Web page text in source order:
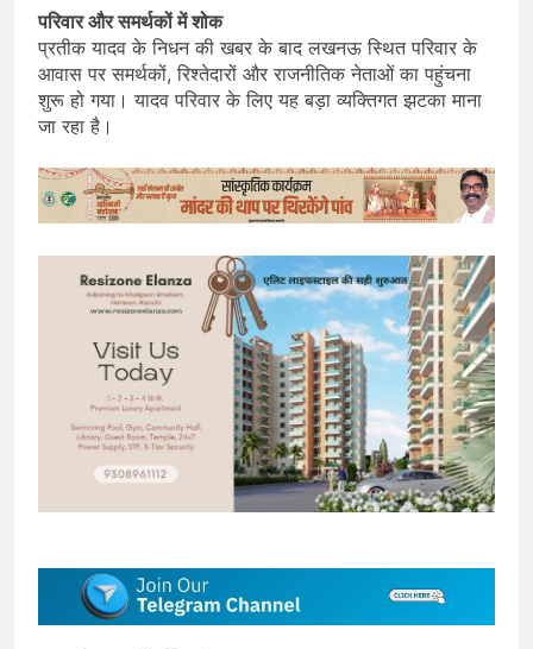
परिवार और समर्थकों में शोक
प्रतीक यादव के निधन की खबर के बाद लखनऊ स्थित परिवार के
आवास पर समर्थकों, रिश्तेदारों और राजनीतिक नेताओं का पहुंचना
शुरू हो गया। यादव परिवार के लिए यह बड़ा व्यक्तिगत झटका माना
जा रहा है।